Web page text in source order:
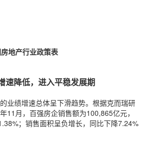
地产行业政策表
速降低，进入平稳发展期
业绩增速总体呈下滑趋势。根据克而瑞研
11月，百强房企销售额为100,865亿元，
；销售面积呈负增长，同比下降7.24%